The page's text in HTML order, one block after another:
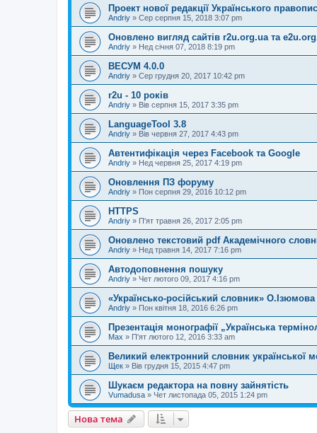
Проект нової редакції Українського
Andriy » Сер серпня 15, 2018 3:07 pm
Оновлено вигляд сайтів r2u.org.ua та
Andriy » Нед січня 07, 2018 8:19 pm
ВЕСУМ 4.0.0
Andriy » Сер грудня 20, 2017 10:42 pm
r2u - 10 років
Andriy » Вів серпня 15, 2017 3:35 pm
LanguageTool 3.8
Andriy » Вів червня 27, 2017 4:43 pm
Автентифікація через Facebook та Google
Andriy » Нед червня 25, 2017 4:19 pm
Оновлення ПЗ форуму
Andriy » Пон серпня 29, 2016 10:12 pm
HTTPS
Andriy » П'ят травня 26, 2017 2:05 pm
Оновлено текстовий pdf Академічного
Andriy » Нед травня 14, 2017 7:16 pm
Автодоповнення пошуку
Andriy » Чет лютого 09, 2017 4:16 pm
«Українсько-російський словник» О.Ізюмова
Andriy » Пон квітня 18, 2016 6:26 pm
Презентація монографії „Українська
Max » П'ят лютого 12, 2016 3:33 am
Великий електронний словник української
Щек » Вів грудня 15, 2015 4:47 pm
Шукаєм редактора на повну зайнятість
Vumadusa » Чет листопада 05, 2015 1:24 pm
Нова тема